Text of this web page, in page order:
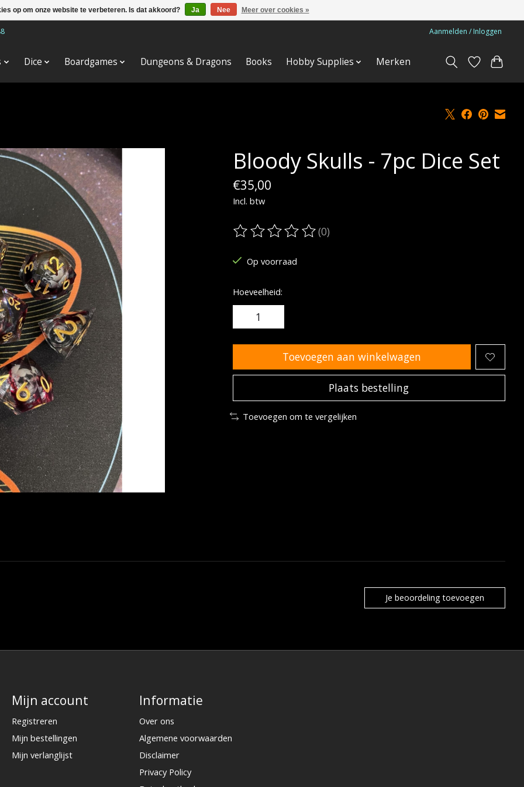
Aanmelden / Inloggen
Dice Boardgames Dungeons & Dragons Books Hobby Supplies Merken
Bloody Skulls - 7pc Dice Set
€35,00
Incl. btw
De beoordeling van dit product is
(0)
Op voorraad
Hoeveelheid:
Toevoegen aan winkelwagen
Plaats bestelling
Toevoegen om te vergelijken
Je beoordeling toevoegen
Mijn account
Registreren
Mijn bestellingen
Mijn verlanglijst
Informatie
Over ons
Algemene voorwaarden
Disclaimer
Privacy Policy
op om onze website te verbeteren. Is dat akkoord? Ja Nee Meer over cookies »